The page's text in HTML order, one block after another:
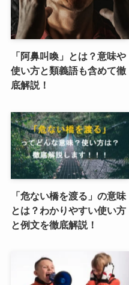
「阿鼻叫喚」とは？意味や
使い方と類義語も含めて徹
底解説！
「危ない橋を渡る」の意味
とは？わかりやすい使い方
と例文を徹底解説！